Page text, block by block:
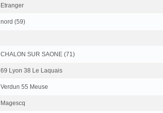
Etranger
nord (59)
CHALON SUR SAONE (71)
69 Lyon 38 Le Laquais
Verdun 55 Meuse
Magescq